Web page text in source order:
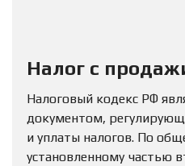
Налог с
Налоговый кодекс РФ
документом,
и уплаты налогов. По
установленному частью